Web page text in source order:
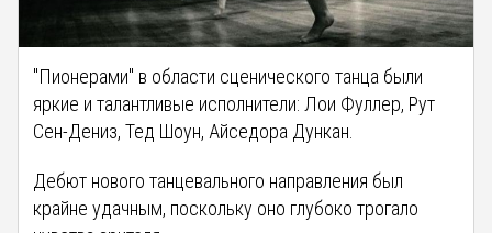
"Пионерами" в области сценического танца были
яркие и талантливые исполнители: Лои Фуллер, Рут
Сен-Дениз, Тед Шоун, Айседора Дункан.
Дебют нового танцевального направления был
крайне удачным, поскольку оно глубоко трогало